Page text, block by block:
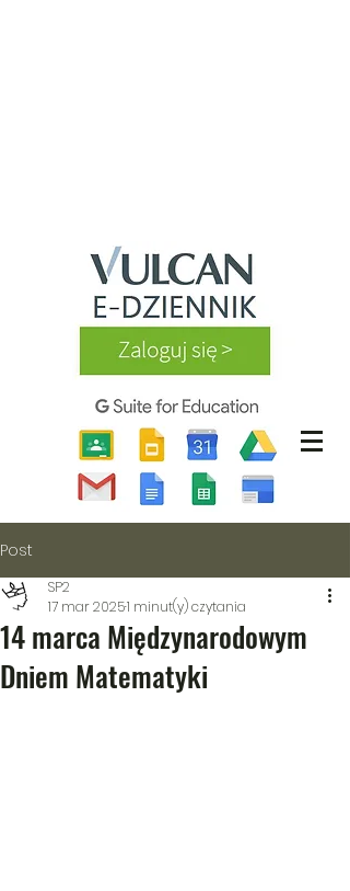
Post
14 marca Międzynarodowym
Dniem Matematyki
SP2
17 mar 20251 minut(y) czytania